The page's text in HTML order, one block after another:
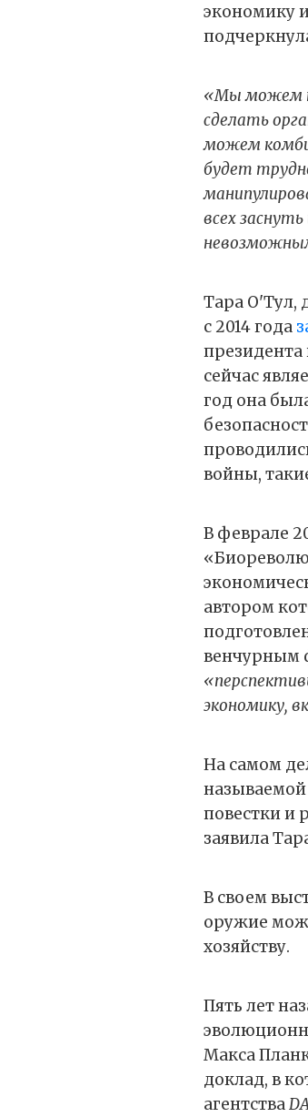
экономику
«Мы можем
сделать
можем
будет
всех
Тара О'Тул,
с 2014 года
президента
сейчас
год она
войны,
В феврале
автором
венчурным
экономику,
На самом
повестки и
заявила
В своем
оружие
хозяйству.
Пять лет
Макса
доклад, в
агентства